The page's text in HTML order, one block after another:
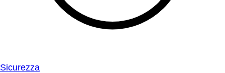
Sicurezza